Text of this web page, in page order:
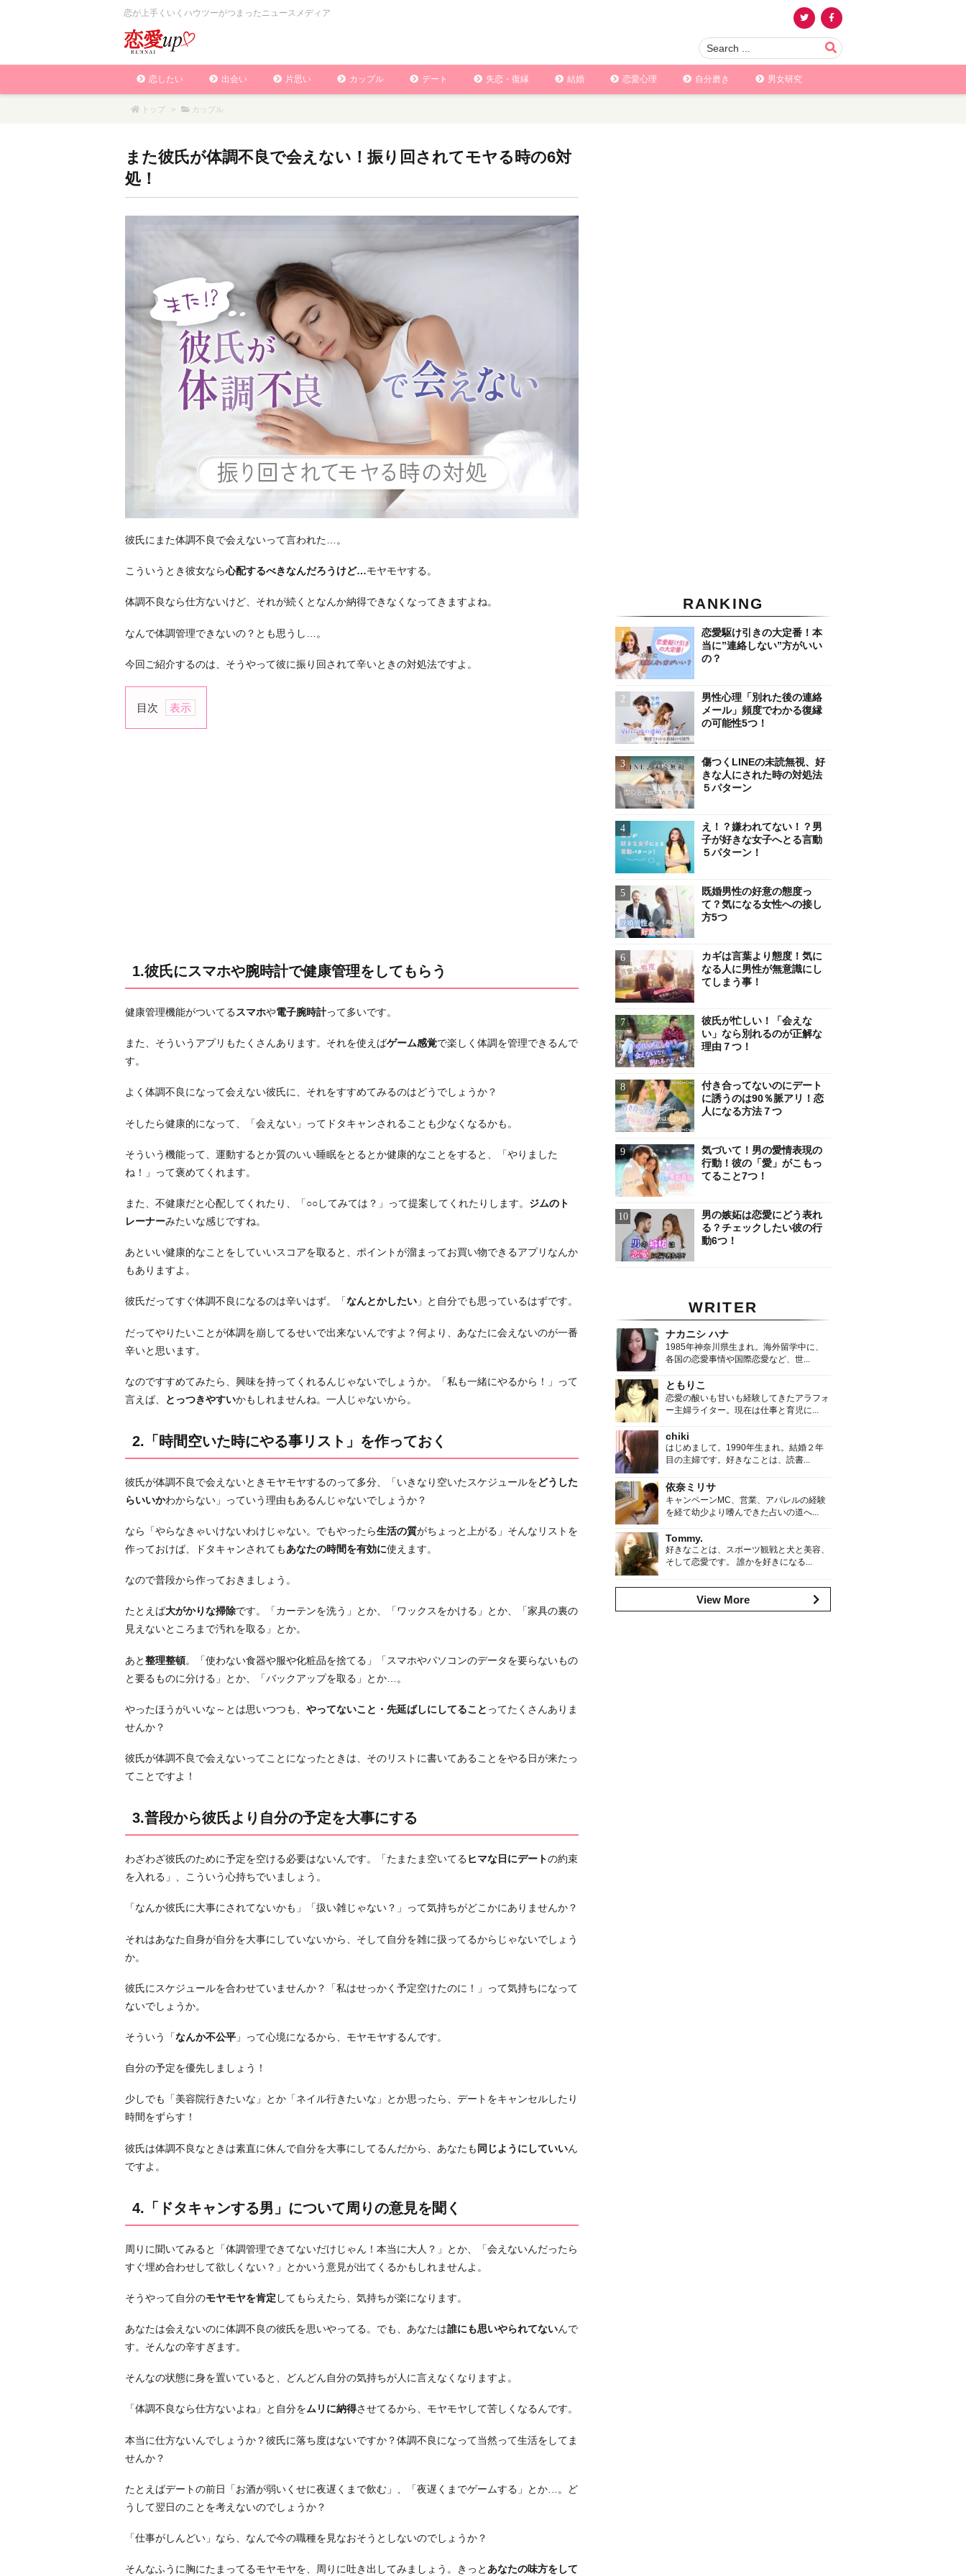
恋が上手くいくハウツーがつまったニュースメディア
恋したい 出会い 片思い カップル デート 失恋・復縁 結婚 恋愛心理 自分磨き 男女研究
トップ > カップル
また彼氏が体調不良で会えない！振り回されてモヤる時の6対
処！
彼氏にまた体調不良で会えないって言われた…。
こういうとき彼女なら心配するべきなんだろうけど…モヤモヤする。
体調不良なら仕方ないけど、それが続くとなんか納得できなくなってきますよね。
なんで体調管理できないの？とも思うし…。
今回ご紹介するのは、そうやって彼に振り回されて辛いときの対処法ですよ。
目次
1.
康
管
を
て
ら
2.
間
空
た
に
や
事
ス
ト」
を
作
3.
普
段
彼
よ
り
分
の
予
定
大
事
す
キ
ン
男」
に
て
り
の
見
を
く
「会
え
い」
ヤ
だ」
食
下
が
る
1.彼氏にスマホや腕時計で健康管理をしてもらう
健康管理機能がついてるスマホや電子腕時計って多いです。
また、そういうアプリもたくさんあります。それを使えばゲーム感覚で楽しく体調を管理できるんで
す。
よく体調不良になって会えない彼氏に、それをすすめてみるのはどうでしょうか？
そしたら健康的になって、「会えない」ってドタキャンされることも少なくなるかも。
そういう機能って、運動するとか質のいい睡眠をとるとか健康的なことをすると、「やりました
ね！」って褒めてくれます。
また、不健康だと心配してくれたり、「○○してみては？」って提案してくれたりします。 ジムのト
レーナーみたいな感じですね。
あといい健康的なことをしていいスコアを取ると、ポイントが溜まってお買い物できるアプリなんか
もありますよ。
彼氏だってすぐ体調不良になるのは辛いはず。「なんとかしたい 」と自分でも思っているはずです。
だってやりたいことが体調を崩してるせいで出来ないんですよ？何より、あなたに会えないのが一番
辛いと思います。
なのですすめてみたら、興味を持ってくれるんじゃないでしょうか。「私も一緒にやるから！」って
言えば、
とっつきやすいかもしれませんね。一人じゃないから。
2.「時間空いた時にやる事リスト」を作っておく
彼氏が体調不良で会えないときモヤモヤするのって多分、「いきなり空いたスケジュールをどうした
らいいかわからない」っていう理由もあるんじゃないでしょうか？
なら「やらなきゃいけないわけじゃない。でもやったら生活の質がちょっと上がる」そんなリストを
作っておけば、ドタキャンされてもあなたの時間を有効に使えます。
なので普段から作っておきましょう。
たとえば大がかりな掃除です。「カーテンを洗う」とか、「ワックスをかける」とか、「家具の裏の
見えないところまで汚れを取る」とか。
あと整理整頓。「使わない食器や服や化粧品を捨てる」「スマホやパソコンのデータを要らないもの
と要るものに分ける」とか、「バックアップを取る」とか…。
やったほうがいいな～とは思いつつも、 やってないこと・先延ばしにしてること ってたくさんありま
せんか？
彼氏が体調不良で会えないってことになったときは、そのリストに書いてあることをやる日が来たっ
てことですよ！
3.普段から彼氏より自分の予定を大事にする
わざわざ彼氏のために予定を空ける必要はないんです。「たまたま空いてるヒマな日にデートの約束
を入れる」、こういう心持ちでいましょう。
「なんか彼氏に大事にされてないかも」「扱い雑じゃない？」って気持ちがどこかにありませんか？
それはあなた自身が自分を大事にしていないから、そして自分を雑に扱ってるからじゃないでしょう
か。
彼氏にスケジュールを合わせていませんか？「私はせっかく予定空けたのに！」って気持ちになって
ないでしょうか。
そういう「なんか不公平 」って心境になるから、モヤモヤするんです。
自分の予定を優先しましょう！
少しでも「美容院行きたいな」とか「ネイル行きたいな」とか思ったら、デートをキャンセルしたり
時間をずらす！
彼氏は体調不良なときは素直に休んで自分を大事にしてるんだから、あなたも同じようにしていいん
ですよ。
4.「ドタキャンする男」について周りの意見を聞く
周りに聞いてみると「体調管理できてないだけじゃん！本当に大人？」とか、「会えないんだったら
すぐ埋め合わせして欲しくない？」とかいう意見が出てくるかもしれませんよ。
そうやって自分のモヤモヤを肯定 してもらえたら、気持ちが楽になります。
あなたは会えないのに体調不良の彼氏を思いやってる。でも、あなたは誰にも思いやられてないんで
す。そんなの辛すぎます。
そんなの状態に身を置いていると、どんどん自分の気持ちが人に言えなくなりますよ。
「体調不良なら仕方ないよね」と自分をムリに納得させてるから、モヤモヤして苦しくなるんです。
本当に仕方ないんでしょうか？彼氏に落ち度はないですか？体調不良になって当然って生活をしてま
せんか？
たとえばデートの前日「お酒が弱いくせに夜遅くまで飲む」、「夜遅くまでゲームする」とか…。ど
うして翌日のことを考えないのでしょうか？
「仕事がしんどい」なら、なんで今の職種を見なおそうとしないのでしょうか？
そんなふうに胸にたまってるモヤモヤを、周りに吐き出してみましょう。きっと あなたの味方をして
RANKING
恋愛駆け引きの大定番！本
当に”連絡しない”方がいい
の？
男性心理「別れた後の連絡
メール」頻度でわかる復縁
の可能性5つ！
傷つくLINEの未読無視、好
きな人にされた時の対処法
５パターン
え！？嫌われてない！？男
子が好きな女子へとる言動
５パターン！
既婚男性の好意の態度っ
て？気になる女性への接し
方5つ
カギは言葉より態度！気に
なる人に男性が無意識にし
てしまう事！
彼氏が忙しい！「会えな
い」なら別れるのが正解な
理由７つ！
付き合ってないのにデート
に誘うのは90％脈アリ！恋
人になる方法７つ
気づいて！男の愛情表現の
行動！彼の「愛」がこもっ
てること7つ！
男の嫉妬は恋愛にどう表れ
る？チェックしたい彼の行
動6つ！
WRITER
ナカニシ ハナ
1985年神奈川県生まれ。海外留学中に、
各国の恋愛事情や国際恋愛など、世...
ともりこ
恋愛の酸いも甘いも経験してきたアラフォ
ー主婦ライター。現在は仕事と育児に...
chiki
はじめまして。1990年生まれ。結婚２年
目の主婦です。好きなことは、読書...
依奈ミリサ
キャンペーンMC、営業、アパレルの経験
を経て幼少より嗜んできた占いの道へ...
Tommy.
好きなことは、スポーツ観戦と犬と美容、
そして恋愛です。 誰かを好きになる...
View More